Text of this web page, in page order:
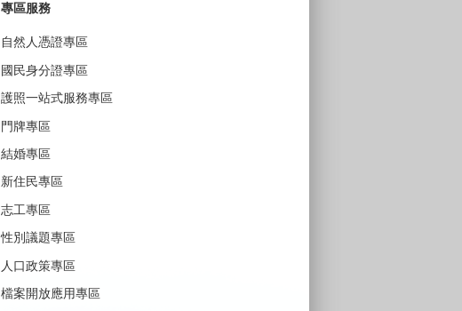
專區服務
自然人憑證專區
國民身分證專區
護照一站式服務專區
門牌專區
結婚專區
新住民專區
志工專區
性別議題專區
人口政策專區
檔案開放應用專區